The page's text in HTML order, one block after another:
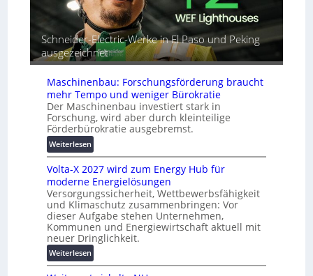
o
a
t
i
i
e
r
u
n
g
l
ö
s
u
n
g
e
n
l
e
i
h
e
G
e
r
t
e
s
c
h
u
t
z
u
n
d
d
i
g
i
Schneider-Electric-Werke in El Paso und Peking
ausgezeichnet
Maschinenbau: Forschungsförderung braucht
mehr Tempo und weniger Bürokratie
Der Maschinenbau investiert stark in
Forschung, wird aber durch kleinteilige
Förderbürokratie ausgebremst.
Weiterlesen:
M
a
s
c
h
i
n
e
n
b
Volta-X 2027 wird zum Energy Hub für
moderne Energielösungen
Versorgungssicherheit, Wettbewerbsfähigkeit
und Klimaschutz zusammenbringen: Vor
dieser Aufgabe stehen Unternehmen,
Kommunen und Energiewirtschaft aktuell mit
neuer Dringlichkeit.
Weiterlesen:
V